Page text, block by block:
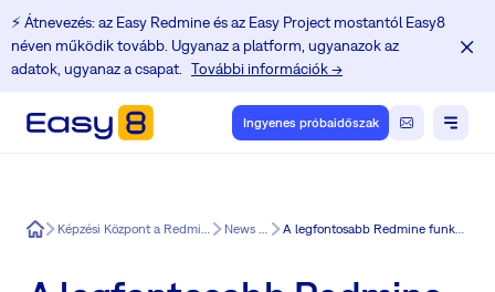
⚡️ Átnevezés: az Easy Redmine és az Easy Project mostantól Easy8
néven működik tovább. Ugyanaz a platform, ugyanazok az
adatok, ugyanaz a csapat.
További információk →
Ingyenes próbaidőszak
Easy8 Képzési Központ a Redmine felhasználók számára News in Easy8 A legfontosabb Redmine funkciók, amelyekre szüksége van.